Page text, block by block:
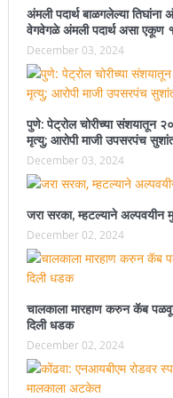
अंमली पदार्थ बाळगलेल्या
वेगवेगळे अंमली पदार्थ असा
December 03, 2024
पुणे: पेट्रोल चोरीच्या संशयातून
मृत्यु; आरोपी माजी उपसरपंच
December 03, 2024
जरा सरका, म्हटल्याने अल्पवयीन
December 02, 2024
चालकाला मारहाण करुन कॅब पळवून
दिली धडक
December 02, 2024